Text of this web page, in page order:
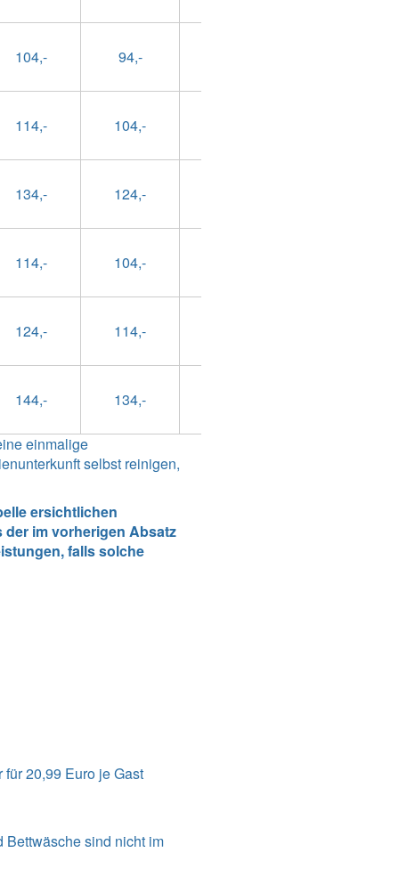
104,- 94,-
114,- 104,-
134,- 124,-
114,- 104,-
124,- 114,-
144,- 134,-
einmalige
selbst reinigen,
ersichtlichen
im vorherigen Absatz
falls solche
20,99 Euro je Gast
Bettwäsche sind nicht im